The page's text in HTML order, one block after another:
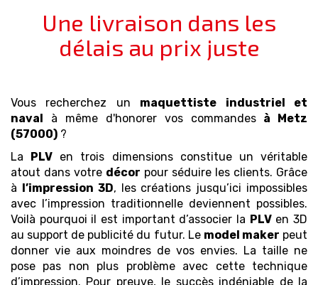
Une livraison dans les
délais au prix juste
Vous recherchez un maquettiste industriel et
naval à même d'honorer vos commandes à Metz
(57000) ?
La PLV en trois dimensions constitue un véritable
atout dans votre décor pour séduire les clients. Grâce
à l’impression 3D, les créations jusqu’ici impossibles
avec l’impression traditionnelle deviennent possibles.
Voilà pourquoi il est important d’associer la PLVen 3D
au support de publicité du futur. Le model maker peut
donner vie aux moindres de vos envies. La taille ne
pose pas non plus problème avec cette technique
d’impression. Pour preuve, le succès indéniable de la